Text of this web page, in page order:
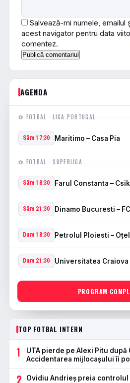
Salvează-mi numele, emailul
acest navigator pentru data
comentez.
AGENDA
⚽ FOTBAL · LIGA PORTUGAL
Sâm 17:30 Maritimo – Casa Pia
⚽ FOTBAL · SUPERLIGA
Sâm 18:30 Farul Constanta –
Sâm 21:30 Dinamo Bucuresti –
Dum 18:30 Petrolul Ploiesti –
Dum 21:30 Universitatea Craiova
PROGRAM
TOP FOTBAL INTERN
1
UTA pierde pe Alexi Pitu după
Accidentarea mijlocașului îi
2
Ovidiu Andrieș preia controlul